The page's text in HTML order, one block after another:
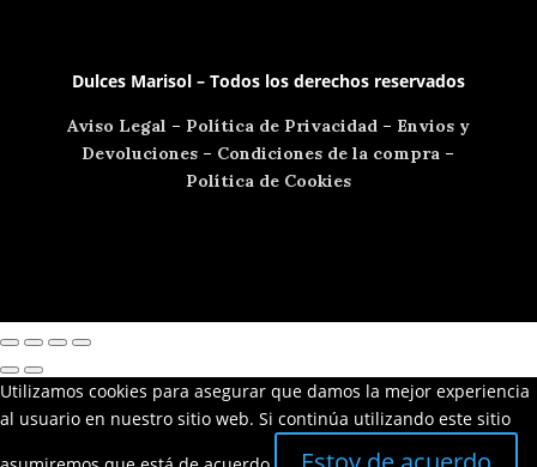
Dulces Marisol – Todos los derechos reservados
Aviso Legal – Política de Privacidad– Envios y
Devoluciones – Condiciones de la compra –
Política de Cookies
Utilizamos cookies para asegurar que damos la mejor experiencia
al usuario en nuestro sitio web. Si continúa utilizando este sitio